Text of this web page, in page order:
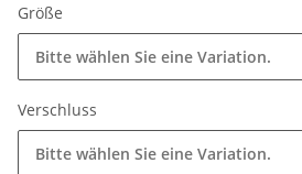
Größe
Bitte wählen Sie eine Variation.
Verschluss
Bitte wählen Sie eine Variation.